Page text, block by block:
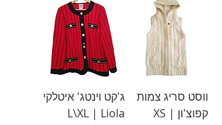
ווסט סריג צמות
קפוצ'ון XS |
ג'קט וינטג' איטלקי
L\XL | Liola